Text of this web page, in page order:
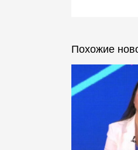
Похожие